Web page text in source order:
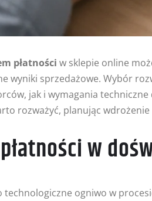
płatności w sklepie online
wyniki sprzedażowe. Wybór
jak i wymagania
rozważyć, planując
w
technologiczne ogniwo w